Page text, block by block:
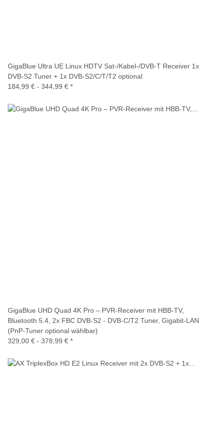
GigaBlue Ultra UE Linux HDTV Sat-/Kabel-/DVB-T Receiver 1x
DVB-S2 Tuner + 1x DVB-S2/C/T/T2 optional
184,99 € - 344,99 € *
GigaBlue UHD Quad 4K Pro – PVR-Receiver mit HBB-TV,
Bluetooth 5.4, 2x FBC DVB-S2 - DVB-C/T2 Tuner, Gigabit-LAN
(PnP-Tuner optional wählbar)
329,00 € - 378,99 € *